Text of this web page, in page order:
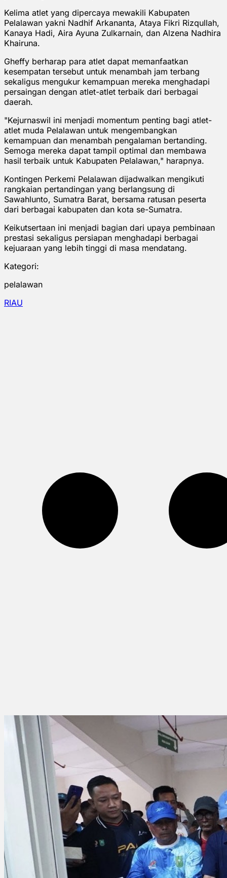
Kelima atlet yang dipercaya mewakili Kabupaten
Pelalawan yakni Nadhif Arkananta, Ataya Fikri Rizqullah,
Kanaya Hadi, Aira Ayuna Zulkarnain, dan Alzena Nadhira
Khairuna.
Gheffy berharap para atlet dapat memanfaatkan
kesempatan tersebut untuk menambah jam terbang
sekaligus mengukur kemampuan mereka menghadapi
persaingan dengan atlet-atlet terbaik dari berbagai
daerah.
"Kejurnaswil ini menjadi momentum penting bagi atlet-
atlet muda Pelalawan untuk mengembangkan
kemampuan dan menambah pengalaman bertanding.
Semoga mereka dapat tampil optimal dan membawa
hasil terbaik untuk Kabupaten Pelalawan," harapnya.
Kontingen Perkemi Pelalawan dijadwalkan mengikuti
rangkaian pertandingan yang berlangsung di
Sawahlunto, Sumatra Barat, bersama ratusan peserta
dari berbagai kabupaten dan kota se-Sumatra.
Keikutsertaan ini menjadi bagian dari upaya pembinaan
prestasi sekaligus persiapan menghadapi berbagai
kejuaraan yang lebih tinggi di masa mendatang.
Kategori:
pelalawan
RIAU